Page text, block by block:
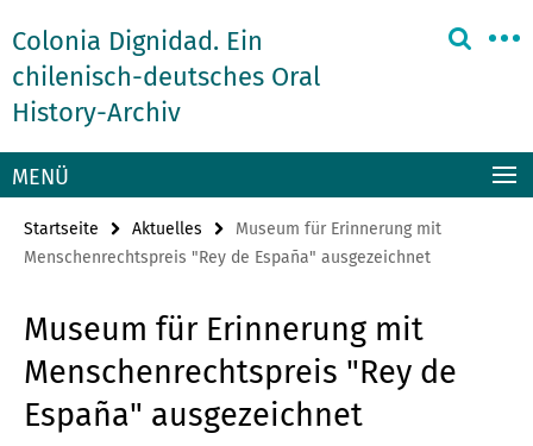
direkt
zu
Inhalt
Colonia Dignidad. Ein
chilenisch-deutsches Oral
History-Archiv
Service-
Navigation
MENÜ
Startseite Aktuelles
Museum für Erinnerung mit
Menschenrechtspreis "Rey de España" ausgezeichnet
Museum für Erinnerung mit
Menschenrechtspreis "Rey de
España" ausgezeichnet